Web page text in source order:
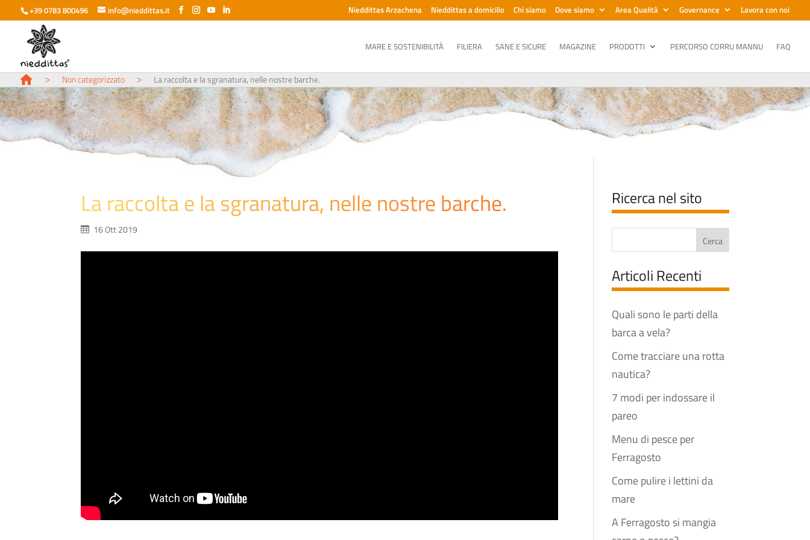
+39 0783 800496 info@nieddittas.it Nieddittas Arzachena Nieddittas a domicilio Chi siamo Dove siamo Area Qualità Governance Lavora con noi
MARE E SOSTENIBILITÀ FILIERA SANE E SICURE MAGAZINE PRODOTTI PERCORSO CORRU MANNU FAQ
> Non categorizzato > La raccolta e la sgranatura, nelle nostre barche.
La raccolta e la sgranatura, nelle nostre barche.
16 Ott 2019
Ricerca nel sito
Articoli Recenti
Quali sono le parti della
barca a vela?
Come tracciare una rotta
nautica?
7 modi per indossare il
pareo
Menu di pesce per
Ferragosto
Come pulire i lettini da
mare
A Ferragosto si mangia